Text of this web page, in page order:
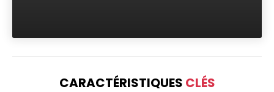
CARACTÉRISTIQUES CLÉS